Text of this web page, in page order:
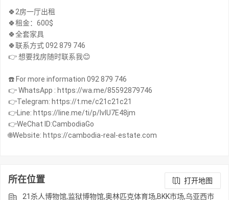
🍀2房一厅出租
🍀租金：600$
🍀全套家具
🍀联系方式 092 879 746
👉 想要找房随时联系我😊
☎️ For more information 092 879 746
👉 WhatsApp : https://wa.me/85592879746
👉Telegram: https://t.me/c21c21c21
👉Line: https://line.me/ti/p/IvIU7E48jm
👉WeChat ID:CambodiaGo
🌐Website: https://cambodia-real-estate.com
所在位置
打开地图
21杀人博物馆,监狱博物馆,奥林匹克体育场,BKK市场,乌亚西市